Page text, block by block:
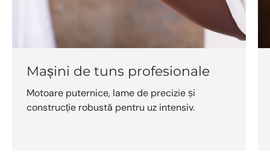
Mașini de tuns profesionale
Motoare puternice, lame de precizie și
construcție robustă pentru uz intensiv.